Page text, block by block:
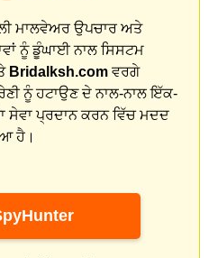
ਮਾਲਵੇਅਰ ਉਪਚਾਰ ਅਤੇ
ਨੂੰ ਡੂੰਘਾਈ ਨਾਲ ਸਿਸਟਮ
Bridalksh.com ਵਰਗੇ
ਨੂੰ ਹਟਾਉਣ ਦੇ ਨਾਲ-ਨਾਲ ਇੱਕ-
ਸੇਵਾ ਪ੍ਰਦਾਨ ਕਰਨ ਵਿੱਚ ਮਦਦ
ਹੈ।